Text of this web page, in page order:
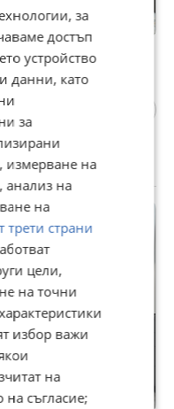
Яворов
м²
за
достъп
устройство
данни, като
за
измерване на
анализ на
на
трети страни
цели,
на точни
избор важи
на
на съгласие;